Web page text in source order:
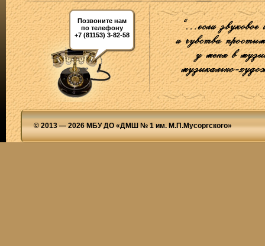
Позвоните нам
по телефону
+7 (81153) 3-82-58
© 2013 — 2026 МБУ ДО «ДМШ № 1 им. М.П.Мусоргского»